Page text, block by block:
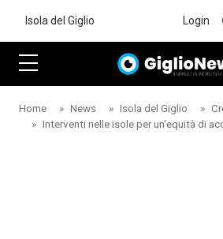
Isola del Giglio Login
Home News Isola del Giglio
Interventi nelle isole per un'equità di